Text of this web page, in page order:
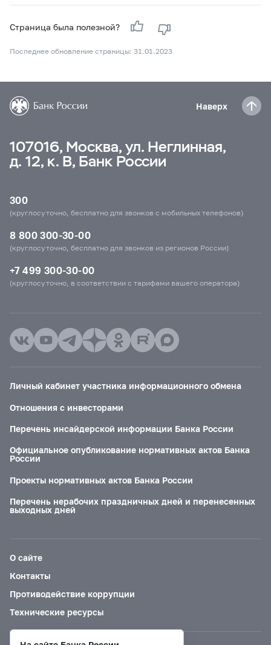
Страница была полезной?
Последнее обновление страницы: 31.01.2023
Наверх
107016, Москва, ул. Неглинная,
д. 12, к. В, Банк России
300
(круглосуточно, бесплатно для звонков с мобильных телефонов)
8 800 300-30-00
(круглосуточно, бесплатно для звонков из регионов России)
+7 499 300-30-00
(круглосуточно, в соответствии с тарифами вашего оператора)
Личный кабинет участника информационного обмена
Отношения с инвесторами
Перечень инсайдерской информации Банка России
Официальное опубликование нормативных актов Банка
России
Проекты нормативных актов Банка России
Перечень нерабочих праздничных дней и перенесенных
выходных дней
О сайте
Контакты
Противодействие коррупции
Технические ресурсы